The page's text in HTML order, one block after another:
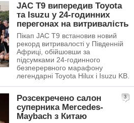
JAC T9 випередив Toyota
та Isuzu у 24-годинних
перегонах на витривалість
Пікап JAC T9 встановив новий
рекорд витривалості у Південній
Африці, обійшовши за
підсумками 24-годинного
безперервного марафону
легендарні Toyota Hilux і Isuzu KB.
3
Розсекречено салон
суперника Mercedes-
Maybach з Китаю